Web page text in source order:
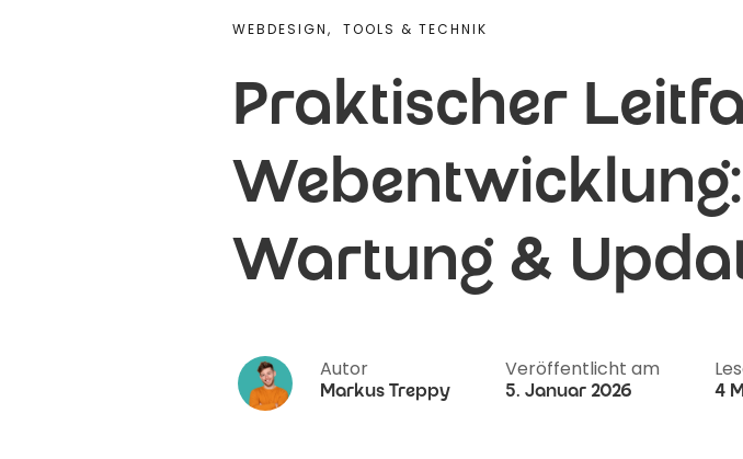
WEBDESIGN, TOOLS & TECHNIK
Praktischer
Wartung &
Autor
Markus Treppy
Veröffentlicht am
5. Januar 2026 4